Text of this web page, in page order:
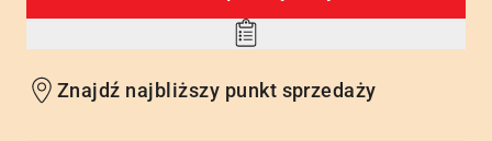
Add
wishlist
Znajdź najbliższy punkt sprzedaży